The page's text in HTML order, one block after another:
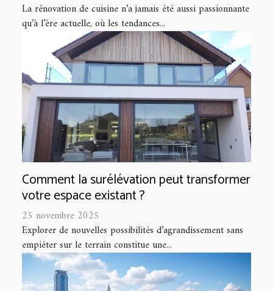
La rénovation de cuisine n’a jamais été aussi passionnante
qu’à l’ère actuelle, où les tendances...
Comment la surélévation peut transformer
votre espace existant ?
25 novembre 2025
Explorer de nouvelles possibilités d’agrandissement sans
empiéter sur le terrain constitue une...